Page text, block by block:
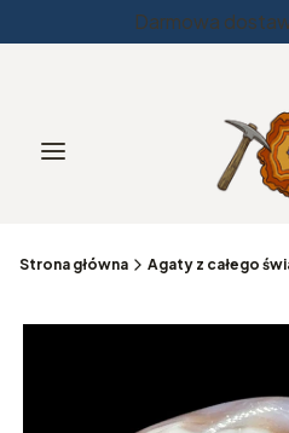
Darmowa
Menu
Strona główna Agaty z całego